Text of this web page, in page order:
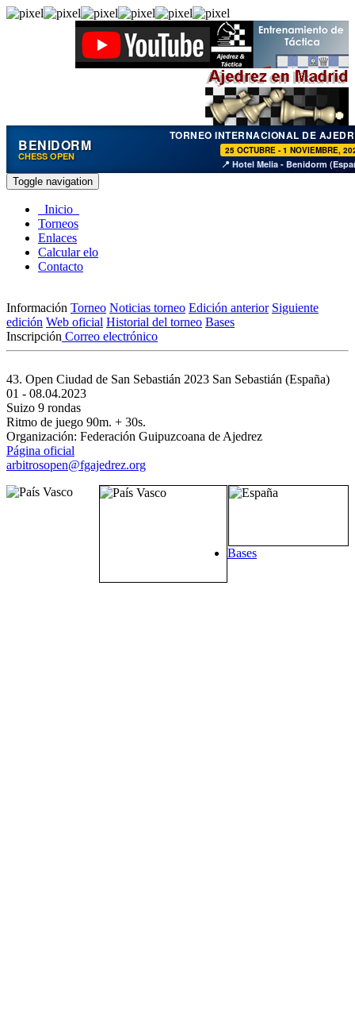
BENIDORM
CHESS OPEN
TORNEO INTERNACIONAL DE
25 OCTUBRE - 1 NOVIEMBRE,
📍 Hotel Melia - Benidorm
Toggle navigation
Inicio
Torneos
Enlaces
Calcular elo
Contacto
Información Torneo Noticias torneo Edición anterior Siguiente
edición Web oficial Historial del torneo Bases
Inscripción Correo electrónico
43. Open Ciudad de San Sebastián 2023 San Sebastián (España)
01 - 08.04.2023
Suizo 9 rondas
Ritmo de juego 90m. + 30s.
Organización: Federación Guipuzcoana de Ajedrez
Página oficial
arbitrosopen@fgajedrez.org
Bases